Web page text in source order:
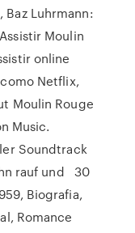
Luhrmann:
Moulin
online
Netflix,
Moulin Rouge
Music.
Soundtrack
rauf und 30
Biografia,
Romance